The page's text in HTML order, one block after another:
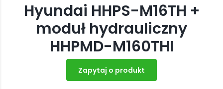
Hyundai HHPS-M16TH +
moduł hydrauliczny
HHPMD-M160THI
Zapytaj o produkt